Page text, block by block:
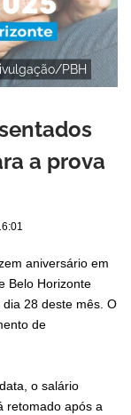
PBH
a prova
aniversário em
Belo Horizonte
dia 28 deste mês. O
de
o salário
retomado após a